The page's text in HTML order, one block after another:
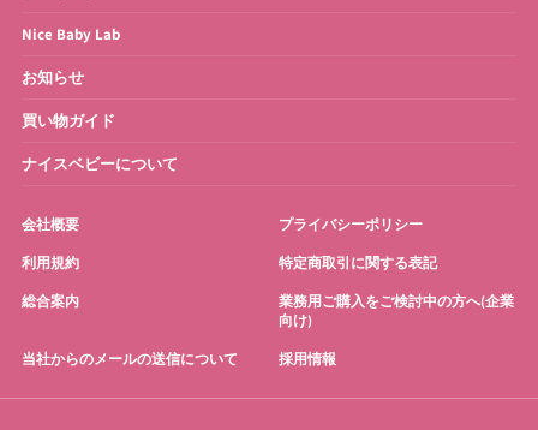
Nice Baby Lab
お知らせ
買い物ガイド
ナイスベビーについて
会社概要 プライバシーポリシー
利用規約 特定商取引に関する表記
総合案内
業務用ご購入をご検討中の方へ(企業
向け)
当社からのメールの送信について 採用情報